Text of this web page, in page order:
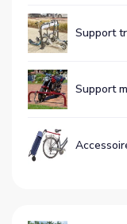
Support
Support